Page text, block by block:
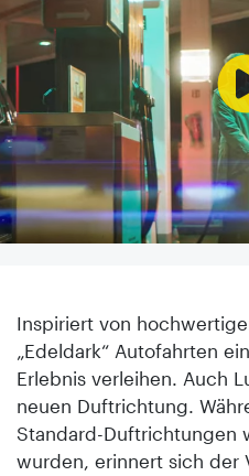
Inspiriert von
„Edeldark“ Autofahrten
Erlebnis verleihen. Auch
neuen Duftrichtung.
Standard-Duftrichtungen
wurden, erinnert sich der